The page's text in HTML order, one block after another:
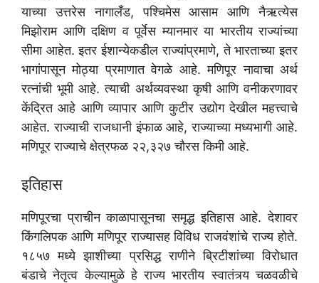
याच्या उत्तरेस नागालँड, पश्चिमेस आसाम आणि नैऋत्येस
मिझोराम आणि दक्षिण व पूर्वेस म्यानमार या भारतीय राज्यांच्या
सीमा आहेत. इतर ईशान्येकडील राज्यांप्रमाणे, ते भारताच्या इतर
भागांपासून मोठ्या प्रमाणात वेगळे आहे. मणिपूर नावाचा अर्थ
रत्नांची भूमी आहे. त्याची अर्थव्यवस्था कृषी आणि वनीकरणावर
केंद्रित आहे आणि व्यापार आणि कुटीर उद्योग देखील महत्त्वाचे
आहेत. राज्याची राजधानी इंफाळ आहे, राज्याच्या मध्यभागी आहे.
मणिपूर राज्याचे क्षेत्रफळ २२,३२७ चौरस किमी आहे.
इतिहास
मणिपूरचा प्राचीन काळापासूनचा समृद्ध इतिहास आहे. देशावर
किंगलिपक आणि मणिपूर राज्यासह विविध राजवंशांचे राज्य होते.
१८५७ मध्ये झाशीच्या प्रसिद्ध राणीने ब्रिटीशांच्या विरोधात
बंडाचे नेतृत्व केल्यामुळे हे राज्य भारतीय स्वातंत्र्य चळवळीचे